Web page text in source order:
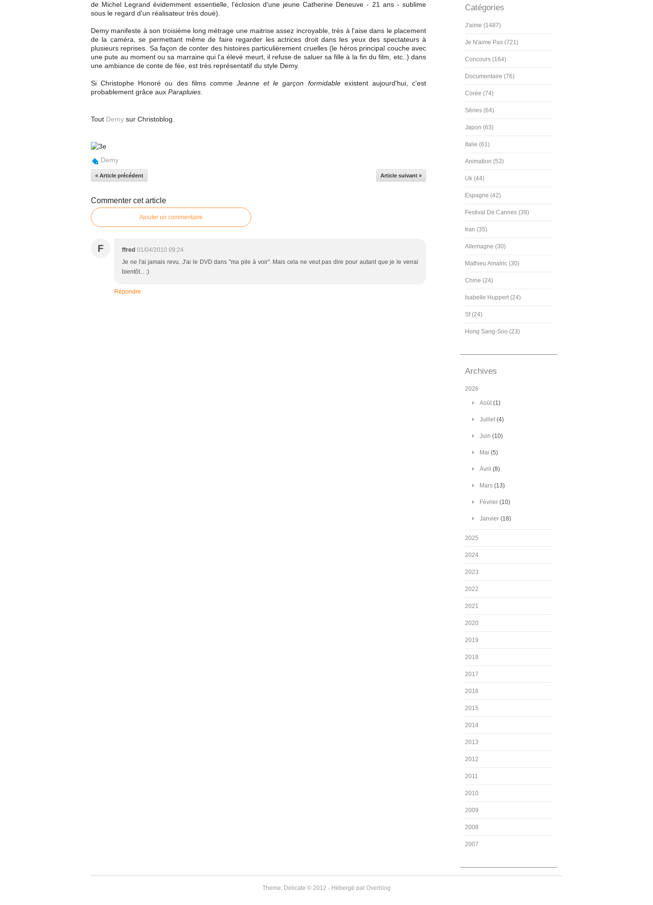
de Michel Legrand évidemment essentielle, l'éclosion d'une jeune Catherine Deneuve - 21 ans - sublime
sous le regard d'un réalisateur très doué).
Demy manifeste à son troisième long métrage une maitrise assez incroyable, très à l'aise dans le placement
de la caméra, se permettant même de faire regarder les actrices droit dans les yeux des spectateurs à
plusieurs reprises. Sa façon de conter des histoires particulièrement cruelles (le héros principal couche avec
une pute au moment ou sa marraine qui l'a élevé meurt, il refuse de saluer sa fille à la fin du film, etc..) dans
une ambiance de conte de fée, est très représentatif du style Demy.
Si Christophe Honoré ou des films comme Jeanne et le garçon formidableexistent aujourd'hui, c'est
probablement grâce aux Parapluies
Tout Demy sur Christoblog.
Demy
« Article précédent Article suivant »
Commenter cet article
Ajouter un commentaire
F ffred 01/04/2010 09:24
Je ne l'ai jamais revu. J'ai le DVD dans "ma pile à voir". Mais cela ne veut pas dire pour autant que je le verrai
bientôt... :)
Répondre
Catégories
J'aime (1487)
Je N'aime Pas (721)
Concours (164)
Documentaire (76)
Corée (74)
Séries (64)
Japon (63)
Italie (61)
Animation (53)
Uk (44)
Espagne (42)
Festival De Cannes (39)
Iran (35)
Allemagne (30)
Mathieu Amalric (30)
Chine (24)
Isabelle Huppert (24)
Sf (24)
Hong Sang-Soo (23)
Archives
2026
Août(1)
Juillet(4)
Juin (10)
Mai (5)
Avril (8)
Mars (13)
Février (10)
Janvier (18)
2025
2024
2023
2022
2021
2020
2019
2018
2017
2016
2015
2014
2013
2012
2011
2010
2009
2008
2007
Theme: Delicate © 2012 - Hébergé par Overblog